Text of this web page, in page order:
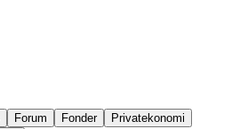
Forum Fonder
Privatekonomi